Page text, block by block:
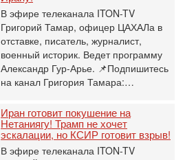
В эфире телеканала ITON-TV
Григорий Тамар, офицер ЦАХАЛа в
отставке, писатель, журналист,
военный историк. Ведет программу
Александр Гур-Арье. 📌Подпишитесь
на канал Григория Тамара:…
Иран готовит покушение на
Нетаниягу! Трамп не хочет
эскалации, но КСИР готовит взрыв!
В эфире телеканала ITON-TV